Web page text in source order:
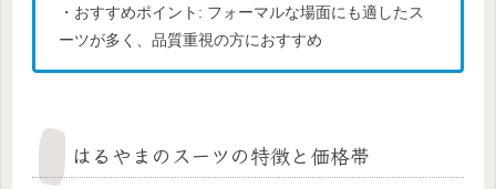
・おすすめポイント: フォーマルな場面にも適したス
ーツが多く、品質重視の方におすすめ
はるやまのスーツの特徴と価格帯